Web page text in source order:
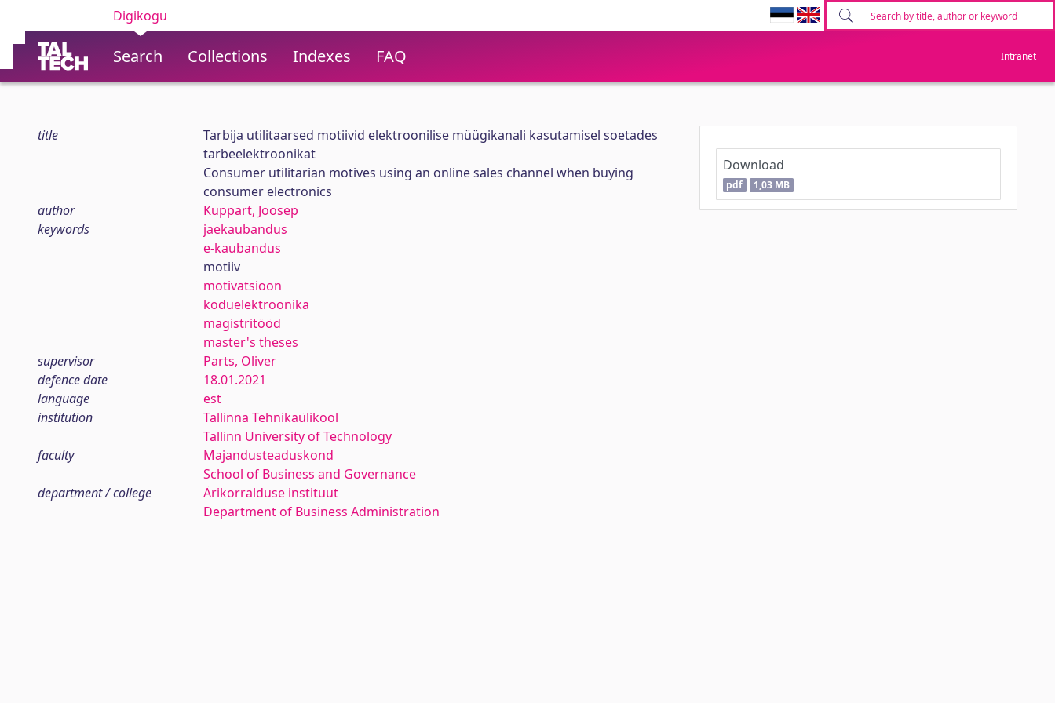
Digikogu
Search Collections Indexes FAQ Intranet
title
Tarbija utilitaarsed motiivid elektroonilise müügikanali kasutamisel soetades
tarbeelektroonikat
Consumer utilitarian motives using an online sales channel when buying
consumer electronics
author
Kuppart, Joosep
keywords
jaekaubandus
e-kaubandus
motiiv
motivatsioon
koduelektroonika
magistritööd
master's theses
supervisor
Parts, Oliver
defence date
18.01.2021
language
est
institution
Tallinna Tehnikaülikool
Tallinn University of Technology
faculty
Majandusteaduskond
School of Business and Governance
department / college
Ärikorralduse instituut
Department of Business Administration
Download
pdf 1,03 MB